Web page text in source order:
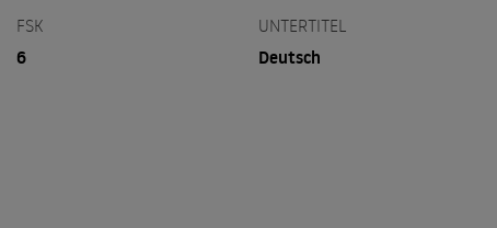
FSK
6
UNTERTITEL
Deutsch